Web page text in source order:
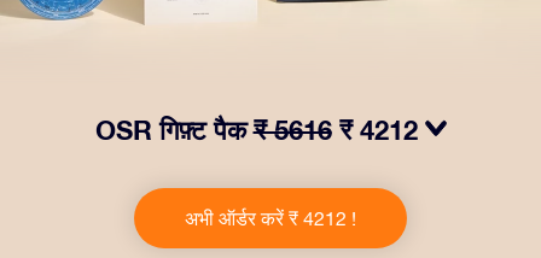
OSR गिफ़्ट पैक₹ 5616 ₹ 4212
लिफ़ाफ़ा, आपकी पसंद से तैयार दस्तावेज़, साथ ही डिजिटल दस्तावेज़
और हमारे ऐप्स का मुफ़्त इस्तेमाल शामिल है। यह दोस्तों और प्रियजनों को
एक हमेशा बरक़रार रहने वाला उपहार पेश करने का जादुई तरीक़ा है।
अभी ऑर्डर करें ₹ 4212 !